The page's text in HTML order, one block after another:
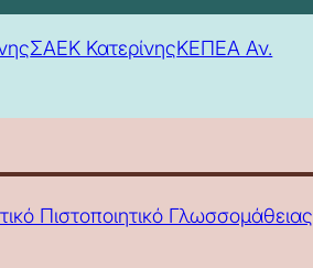
ΣΑΕΚ ΚατερίνηςΚΕΠΕΑ Αν.
Πιστοποιητικό Γλωσσομάθειας